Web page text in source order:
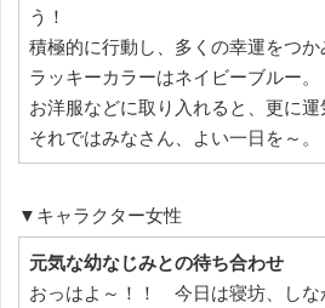
う！
積極的に行動し、多くの幸運をつか
ラッキーカラーはネイビーブルー。
お洋服などに取り入れると、更に運
それではみなさん、よい一日を～。
▼キャラクター女性
元気な幼なじみとの待ち合わせ
おっはよ～！！ 今日は寝坊、しな